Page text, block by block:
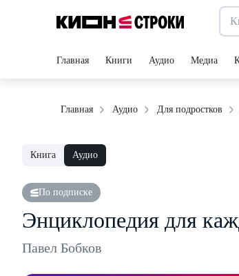
Главная Книги Аудио Медиа
Главная Аудио Для подростков
Книга Аудио
По подписке
Энциклопедия для
Павел Бобков